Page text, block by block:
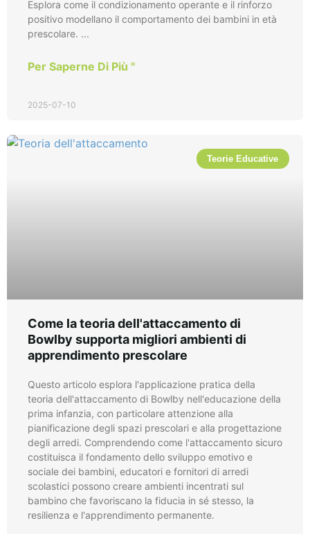
Esplora come il condizionamento operante e il rinforzo
positivo modellano il comportamento dei bambini in età
prescolare. ...
Per Saperne Di Più "
2025-07-10
Teorie Educative
Come la teoria dell'attaccamento di
Bowlby supporta migliori ambienti di
apprendimento prescolare
Questo articolo esplora l'applicazione pratica della
teoria dell'attaccamento di Bowlby nell'educazione della
prima infanzia, con particolare attenzione alla
pianificazione degli spazi prescolari e alla progettazione
degli arredi. Comprendendo come l'attaccamento sicuro
costituisca il fondamento dello sviluppo emotivo e
sociale dei bambini, educatori e fornitori di arredi
scolastici possono creare ambienti incentrati sul
bambino che favoriscano la fiducia in sé stesso, la
resilienza e l'apprendimento permanente.